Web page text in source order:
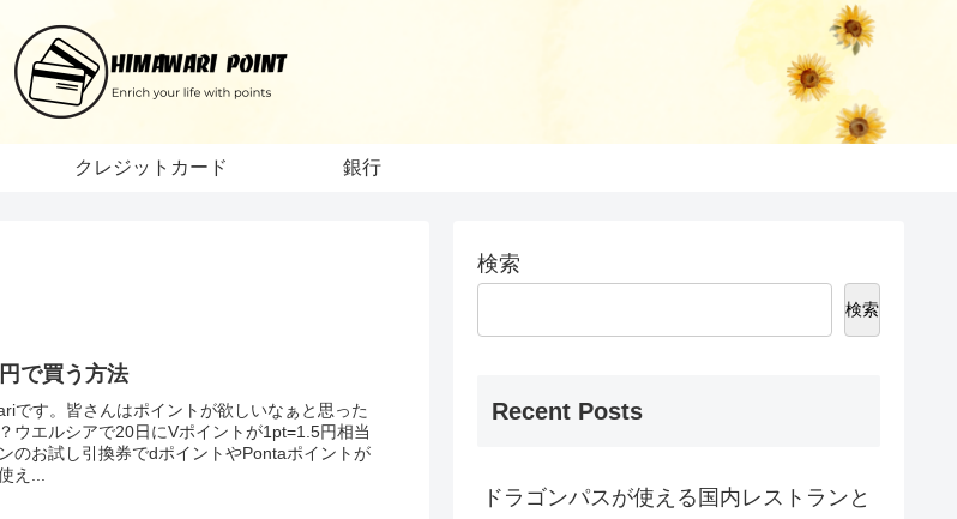
クレジットカード 銀行
で買う方法
です。皆さんはポイントが欲しいなぁと思った
ウエルシアで20日にVポイントが1pt=1.5円相当
のお試し引換券でdポイントやPontaポイントが
え...
検索
検索
Recent Posts
ドラゴンパスが使える国内レストランと